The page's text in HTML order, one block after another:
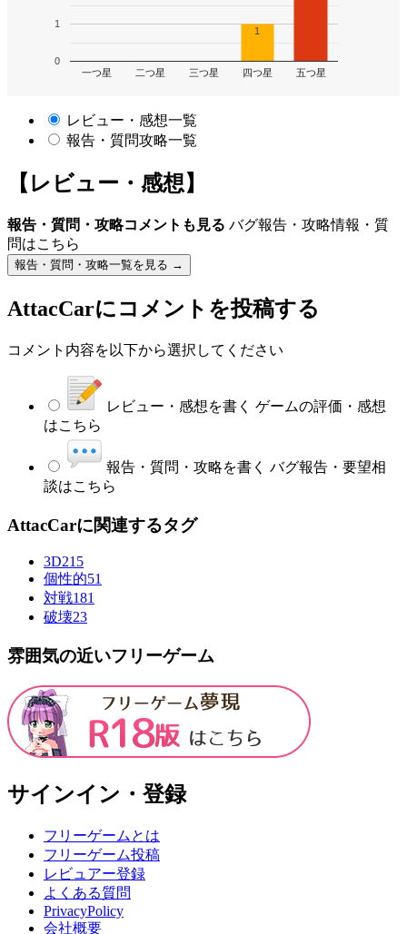
一つ星 二つ星 三つ星 四つ星 五つ星
0
1
1
レビュー・感想一覧
報告・質問攻略一覧
【レビュー・感想】
報告・質問・攻略コメントも見る バグ報告・攻略情報・質
問はこちら
報告・質問・攻略一覧を見る →
AttacCarにコメントを投稿する
コメント内容を以下から選択してください
レビュー・感想を書く ゲームの評価・感想
はこちら
報告・質問・攻略を書く バグ報告・要望相
談はこちら
AttacCarに関連するタグ
3D215
個性的51
対戦181
破壊23
雰囲気の近いフリーゲーム
サインイン・登録
フリーゲームとは
フリーゲーム投稿
レビュアー登録
よくある質問
PrivacyPolicy
会社概要